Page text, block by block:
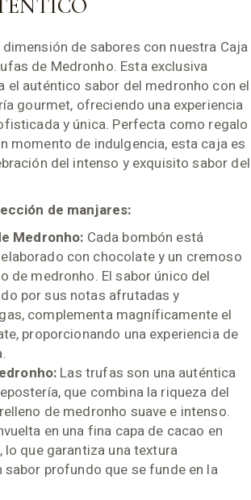
dimensión de sabores con nuestra Caja
de Medronho. Esta exclusiva
el auténtico sabor del medronho con el
gourmet, ofreciendo una experiencia
y única. Perfecta como regalo
momento de indulgencia, esta caja es
del intenso y exquisito sabor del
de manjares:
Medronho: Cada bombón está
con chocolate y un cremoso
de medronho. El sabor único del
por sus notas afrutadas y
complementa magníficamente el
proporcionando una experiencia de
Las trufas son una auténtica
que combina la riqueza del
de medronho suave e intenso.
en una fina capa de cacao en
que garantiza una textura
sabor profundo que se funde en la